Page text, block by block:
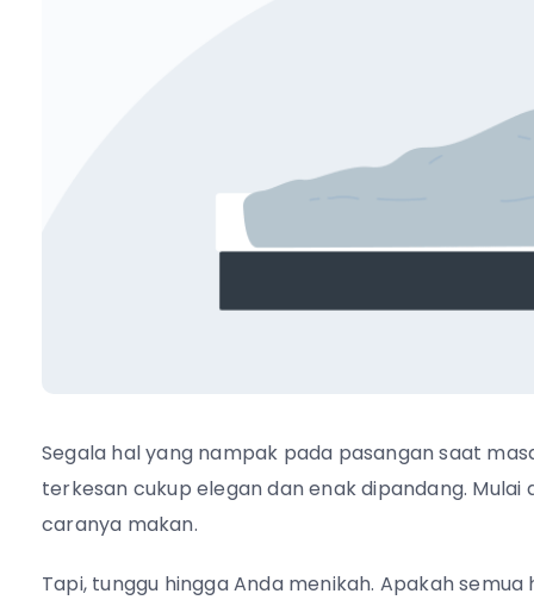
Segala hal yang nampak pada pasangan saat
terkesan cukup elegan dan enak dipandang.
caranya makan.
Tapi, tunggu hingga Anda menikah. Apakah